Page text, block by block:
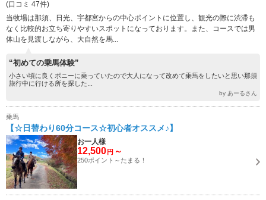
(口コミ 47件)
当牧場は那須、日光、宇都宮からの中心ポイントに位置し、観光の際に渋滞も
なく比較的お立ち寄りやすいスポットになっております。また、コースでは男
体山を見渡しながら、大自然を馬...
“初めての乗馬体験”
小さい頃に良くポニーに乗っていたので大人になって改めて乗馬をしたいと思い那須
旅行中に行ける所を探した...
by あーるさん
乗馬
【☆日替わり60分コース☆初心者オススメ♪】
お一人様
12,500 円 ～
250ポイント～たまる！